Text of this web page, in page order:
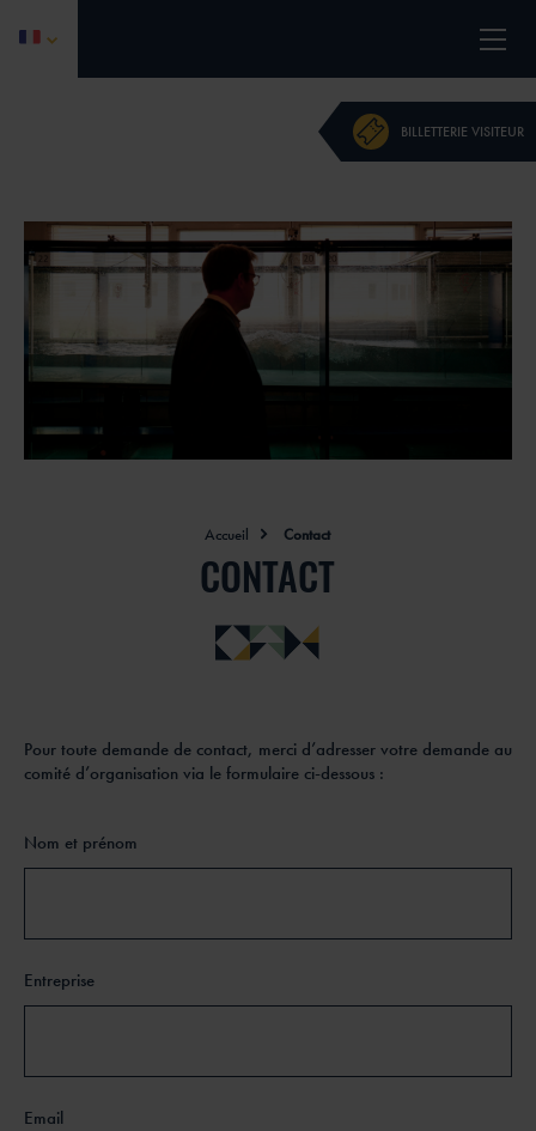
CALL FOR PAPERS
ACTUALITÉS
BILLETTERIE VISITEUR
Accueil Contact
CONTACT
Pour toute demande de contact, merci d’adresser votre demande au
comité d’organisation via le formulaire ci-dessous :
Nom et prénom
Entreprise
Email